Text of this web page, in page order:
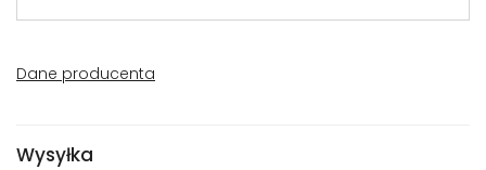
Dane producenta
Wysyłka